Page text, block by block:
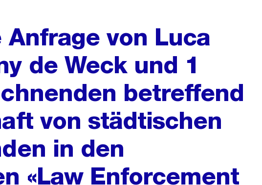
von Luca
de Weck und 1
betreffend
von städtischen
in den
«Law Enforcement